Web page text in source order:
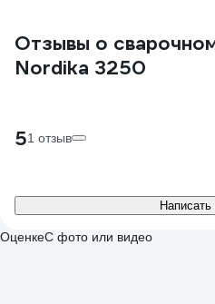
Отзывы о
Nordika 3250
51 отзыв
Написать
ОценкеС фото или видео